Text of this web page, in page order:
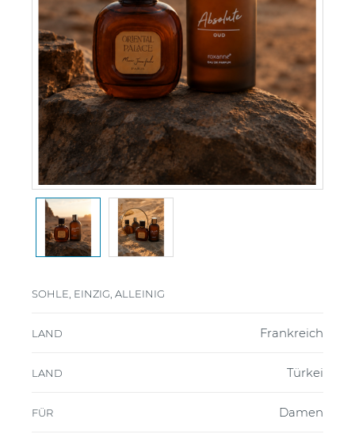
SOHLE, EINZIG, ALLEINIG
LAND Frankreich
LAND Türkei
FÜR Damen